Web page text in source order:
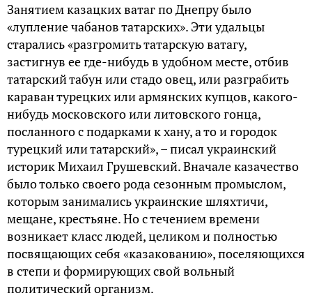
Занятием казацких ватаг по Днепру было
«лупление чабанов татарских». Эти удальцы
старались «разгромить татарскую ватагу,
застигнув ее где-нибудь в удобном месте, отбив
татарский табун или стадо овец, или разграбить
караван турецких или армянских купцов, какого-
нибудь московского или литовского гонца,
посланного с подарками к хану, а то и городок
турецкий или татарский», – писал украинский
историк Михаил Грушевский. Вначале казачество
было только своего рода сезонным промыслом,
которым занимались украинские шляхтичи,
мещане, крестьяне. Но с течением времени
возникает класс людей, целиком и полностью
посвящающих себя «казакованию», поселяющихся
в степи и формирующих свой вольный
политический организм.